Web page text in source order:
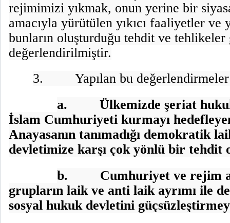
rejimimizi yıkmak, onun yerine bir
amacıyla yürütülen yıkıcı faaliyetler ve
bunların oluşturduğu tehdit ve
değerlendirilmiştir.
3.
Yapılan bu
a.
Ülkemizde şeriat
İslam Cumhuriyeti kurmayı
Anayasanın tanımadığı demokratik
devletimize karşı çok yönlü bir tehdit
b.
Cumhuriyet ve rejim
grupların laik ve anti laik ayrımı ile
sosyal hukuk devletini